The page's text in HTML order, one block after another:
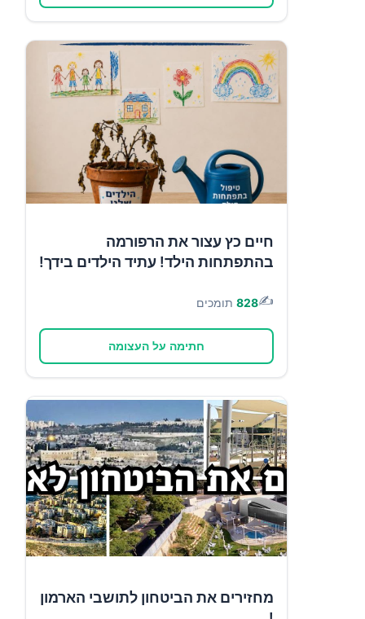
חיים כץ עצור את הרפורמה
בהתפתחות הילד! עתיד הילדים בידך!
✍️
828 תומכים
חתימה על העצומה
מחזירים את הביטחון לתושבי הארמון